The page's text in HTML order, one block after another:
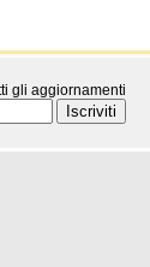
gli aggiornamenti